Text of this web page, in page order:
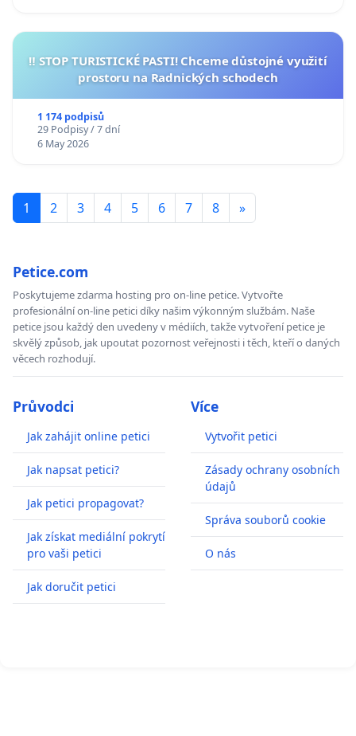
‼️ STOP TURISTICKÉ PASTI! Chceme důstojné využití
prostoru na Radnických schodech
1 174 podpisů
29 Podpisy / 7 dní
6 May 2026
1 2 3 4 5 6 7 8 »
Petice.com
Poskytujeme zdarma hosting pro on-line petice. Vytvořte
profesionální on-line petici díky našim výkonným službám. Naše
petice jsou každý den uvedeny v médiích, takže vytvoření petice je
skvělý způsob, jak upoutat pozornost veřejnosti i těch, kteří o daných
věcech rozhodují.
Průvodci
Jak zahájit online petici
Jak napsat petici?
Jak petici propagovat?
Jak získat mediální pokrytí
pro vaši petici
Jak doručit petici
Více
Vytvořit petici
Zásady ochrany osobních
údajů
Správa souborů cookie
O nás